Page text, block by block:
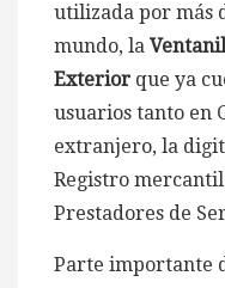
utilizada por más
mundo, la
Exterior que ya
usuarios tanto en
extranjero, la
Registro
Prestadores de
Parte importante